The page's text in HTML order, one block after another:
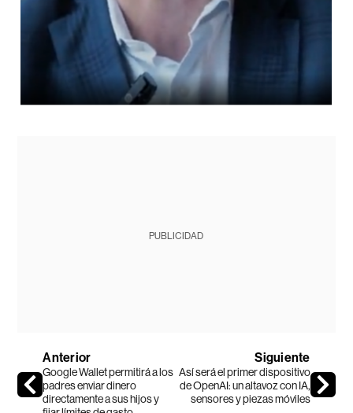
PUBLICIDAD
Anterior
Google Wallet permitirá a los
padres enviar dinero
directamente a sus hijos y
Siguiente
Así será el primer dispositivo
de OpenAI: un altavoz con IA,
sensores y piezas móviles